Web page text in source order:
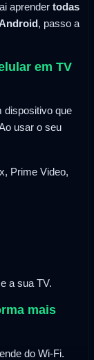
aprender todas
, passo a
em TV
dispositivo que
usar o seu
Prime Video,
a sua TV.
mais
do Wi-Fi.